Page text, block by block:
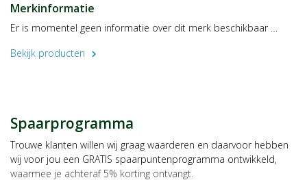
Merkinformatie
Er is momentel geen informatie over dit merk beschikbaar …
Bekijk producten
chevron_right
Spaarprogramma
Trouwe klanten willen wij graag waarderen en daarvoor hebben
wij voor jou een GRATIS spaarpuntenprogramma ontwikkeld,
waarmee je achteraf 5% korting ontvangt.